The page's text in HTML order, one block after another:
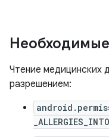
Чтение
разрешением: